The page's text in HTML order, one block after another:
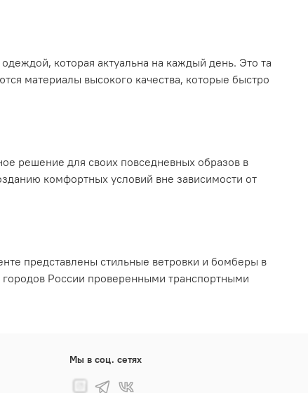
которая актуальна на каждый день. Это та
материалы высокого качества, которые быстро
решение для своих повседневных образов в
комфортных условий вне зависимости от
представлены стильные ветровки и бомберы в
России проверенными транспортными
Мы в соц. сетях